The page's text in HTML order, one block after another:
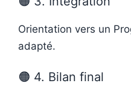
Orientation vers un
adapté.
🟠 4. Bilan final